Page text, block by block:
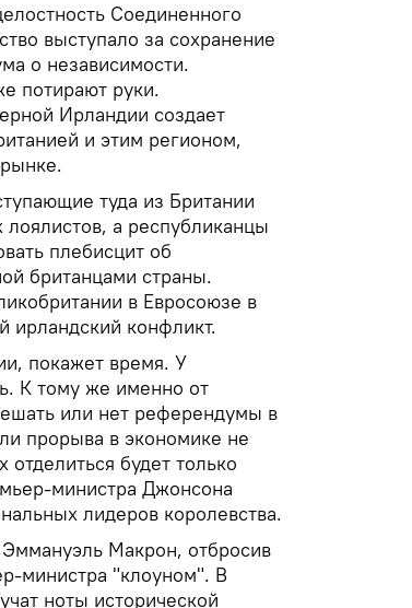
Соединенного
выступало за сохранение
о независимости.
потирают руки.
Ирландии создает
и этим регионом,
туда из Британии
а республиканцы
плебисцит об
британцами страны.
в Евросоюзе в
ирландский конфликт.
покажет время. У
К тому же именно от
или нет референдумы в
прорыва в экономике не
будет только
министра Джонсона
лидеров королевства.
Макрон, отбросив
министра "клоуном". В
ноты исторической